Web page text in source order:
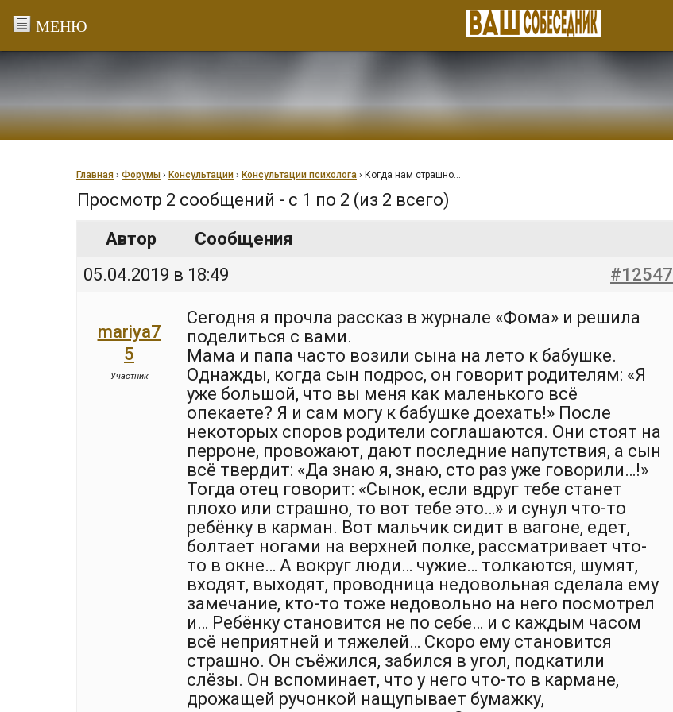
Главная › Форумы › Консультации › Консультации психолога › Когда нам страшно…
Просмотр 2 сообщений - с 1 по 2 (из 2 всего)
Автор
Сообщения
05.04.2019 в 18:49
#12547
mariya7
5
Участник
Сегодня я прочла рассказ в журнале «Фома» и решила
поделиться с вами.
Мама и папа часто возили сына на лето к бабушке.
Однажды, когда сын подрос, он говорит родителям: «Я
уже большой, что вы меня как маленького всё
опекаете? Я и сам могу к бабушке доехать!» После
некоторых споров родители соглашаются. Они стоят на
перроне, провожают, дают последние напутствия, а сын
всё твердит: «Да знаю я, знаю, сто раз уже говорили…!»
Тогда отец говорит: «Сынок, если вдруг тебе станет
плохо или страшно, то вот тебе это…» и сунул что-то
ребёнку в карман. Вот мальчик сидит в вагоне, едет,
болтает ногами на верхней полке, рассматривает что-
то в окне… А вокруг люди… чужие… толкаются, шумят,
входят, выходят, проводница недовольная сделала ему
замечание, кто-то тоже недовольно на него посмотрел
и… Ребёнку становится не по себе… и с каждым часом
всё неприятней и тяжелей… Скоро ему становится
страшно. Он съёжился, забился в угол, подкатили
слёзы. Он вспоминает, что у него что-то в кармане,
дрожащей ручонкой нащупывает бумажку,